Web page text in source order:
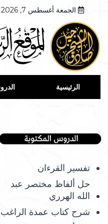
الجمعة أغسطس 7, 2026
الرئيسية
تفسير القرءان
حل ألفاظ مختصر عبد
الله الهرري
شرح كتاب عمدة الراغب